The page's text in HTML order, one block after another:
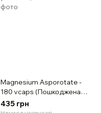
Magnesium Asporotate -
180 vcaps (Пошкоджена
упаковка)
435 грн